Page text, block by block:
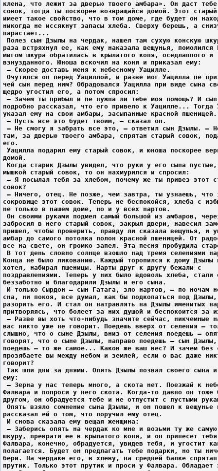
клена, что лежит за дверью твоего амбара». Он даст
совок, тогда ты поскорее возвращайся домой. Этот
имеет такое свойство, что в том доме, где будет он
никогда не иссякнут запасы хлеба. Сверху берешь, а
нарастает...
Полез сын Дзылы на чердак, нашел там сухую конскую
раза встряхнул ее, как ему наказала вещунья, помолился
мигом шкура обратилась в крылатого коня, оседланного и
взнузданного. Юноша вскочил на коня и приказал ему:
– Скорее доставь меня к небесному Уацилле.
Очутился он перед Уациллой, и разве мог Уацилла не
чей сын перед ним? Обрадовался Уацилла при виде сына
щедро угостил его, а потом спросил:
– Зачем ты прибыл и не нужна ли тебе моя помощь? И сын
подробно рассказал, что его привело к Уацилле... Тогда
указал ему на свои амбары, засыпанные красной пшеницей.
– Пусть все это будет твоим, – сказал он.
– Не смогу я забрать все это, – ответил сын Дзылы. –
там, за дверью твоего амбара, спрятан старый совок,
его.
Уацилла подарил ему старый совок, и юноша поскорее
домой.
Когда старик Дзылы увидел, что руки у его сына
мышкой старый совок, то он нахмурился и спросил:
– Я посылал тебя за хлебом, почему же ты привез этот
совок?
– Ничего, отец. Не позже, чем завтра, ты узнаешь, что
сокровище этот совок. Теперь не беспокойся, хлеба с
не только в нашем доме, но и у всех нартов.
Он своими руками подмел самый большой из амбаров,
забросил в него старый совок, закрыл двери, навесил
пришел, чтобы проверить, правду ли сказала вещунья, и
амбар до самого потолка полон красной пшеницей. От
все на свете, он громко запел. Эта песня пробудила
В тот день словно солнце взошло над тремя селениями
Конца не было ликованию. Каждый торопился к дому Дзылы
хотел, набирал пшеницы. Нарты друг к другу бежали с
поздравлениями. Теперь у них было вдоволь хлеба, стали
беззаботно и благодарили Дзылы и его сына.
И только Сырдон – сын Гатага, зло нартов, – по ночам
сна, ни покоя, все думал, как бы подкопаться под
разорить его. И стал он натравлять на Дзылы именитых
притворяясь, что болеет за них душой и беспокоится за
– Разве вы хоть что-нибудь значите сейчас, никчемные
вас никто уже не говорит. Поедешь вверх от селения –
слышно, что о сыне Дзылы, вниз от селения поедешь –
говорят, что о сыне Дзылы, направо поедешь – сын Дзылы,
поедешь – то же самое... Каков же ваш вес? И зачем без
прозябаете вы между небом и землей, если о вас даже
говорит?
Так шли дни за днями. Опять Дзылы позвал своего сына и
ему:
– Зерна у нас теперь много, а скота нет. Поезжай к
Фалвара и попроси у него скота. Когда-то давно он тоже
другом, он обрадуется тебе и не отпустит с пустыми
Опять взяло сомнение сына Дзылы, и он пошел к вещунье
рассказал ей о том, что поручил ему отец.
И снова сказала ему вещая женщина:
– Заберись опять на чердак ко мне и возьми ту же самую
шкуру, преврати ее в крылатого коня, и он принесет
Фалвара, конечно, обрадуется, увидев тебя, и угостит
полагается. Будет он предлагать тебе подарки, но ты
бери. На чердаке его, в хлеву, на средней балке спрятан
прутик. Только этот прутик и проси у Фалвара. Обладает